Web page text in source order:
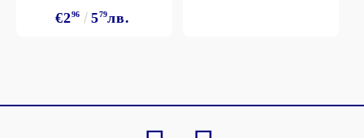
€296 579лв.